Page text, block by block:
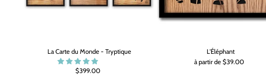
La Carte du Monde - Tryptique
$399.00
L'Éléphant
à partir de $39.00